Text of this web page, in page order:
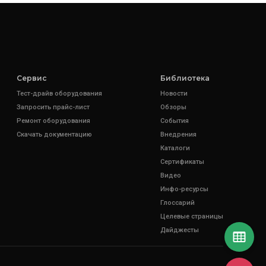
Сервис
Тест-драйв оборудования
Запросить прайс-лист
Ремонт оборудования
Скачать документацию
Библиотека
Новости
Обзоры
События
Внедрения
Каталоги
Сертификаты
Видео
Инфо-ресурсы
Глоссарий
Целевые страницы
Дайджесты